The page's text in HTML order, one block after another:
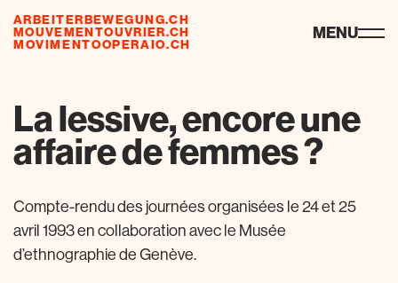
ARBEITERBEWEGUNG.CH
MOUVEMENTOUVRIER.CH
MOVIMENTOOPERAIO.CH
ressourcen MENU
La lessive, encore une
affaire de femmes ?
Compte-rendu des journées organisées le 24 et 25
avril 1993 en collaboration avec le Musée
d’ethnographie de Genève.